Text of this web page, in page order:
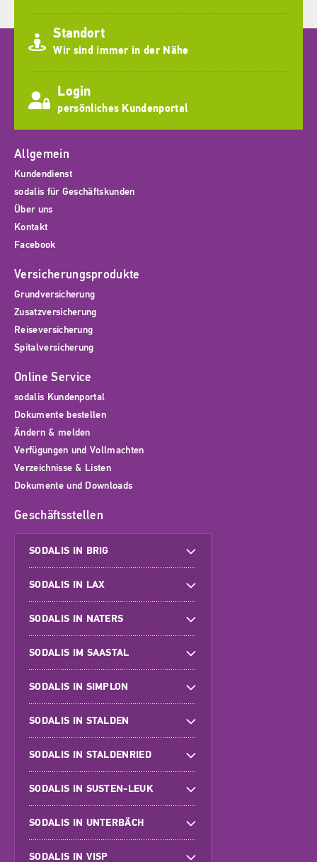
Standort
Wir sind immer in der Nähe
Login
persönliches Kundenportal
Allgemein
Kundendienst
sodalis für Geschäftskunden
Über uns
Kontakt
Facebook
Versicherungsprodukte
Grundversicherung
Zusatzversicherung
Reiseversicherung
Spitalversicherung
Online Service
sodalis Kundenportal
Dokumente bestellen
Ändern & melden
Verfügungen und Vollmachten
Verzeichnisse & Listen
Dokumente und Downloads
Geschäftsstellen
SODALIS IN BRIG
SODALIS IN LAX
SODALIS IN NATERS
SODALIS IM SAASTAL
SODALIS IN SIMPLON
SODALIS IN STALDEN
SODALIS IN STALDENRIED
SODALIS IN SUSTEN-LEUK
SODALIS IN UNTERBÄCH
SODALIS IN VISP